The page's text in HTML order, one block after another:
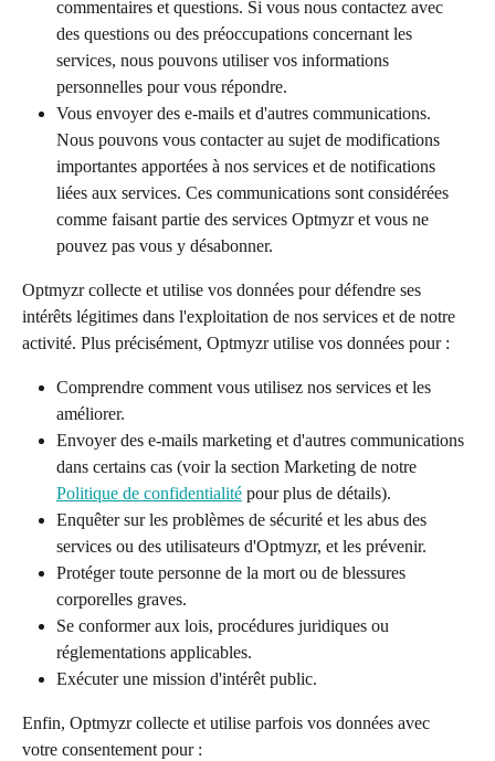
commentaires et questions. Si vous nous contactez avec
des questions ou des préoccupations concernant les
services, nous pouvons utiliser vos informations
personnelles pour vous répondre.
Vous envoyer des e-mails et d'autres communications.
Nous pouvons vous contacter au sujet de modifications
importantes apportées à nos services et de notifications
liées aux services. Ces communications sont considérées
comme faisant partie des services Optmyzr et vous ne
pouvez pas vous y désabonner.
Optmyzr collecte et utilise vos données pour défendre ses
intérêts légitimes dans l'exploitation de nos services et de notre
activité. Plus précisément, Optmyzr utilise vos données pour :
Comprendre comment vous utilisez nos services et les
améliorer.
Envoyer des e-mails marketing et d'autres communications
dans certains cas (voir la section Marketing de notre
Politique de confidentialité pour plus de détails).
Enquêter sur les problèmes de sécurité et les abus des
services ou des utilisateurs d'Optmyzr, et les prévenir.
Protéger toute personne de la mort ou de blessures
corporelles graves.
Se conformer aux lois, procédures juridiques ou
réglementations applicables.
Exécuter une mission d'intérêt public.
Enfin, Optmyzr collecte et utilise parfois vos données avec
votre consentement pour :